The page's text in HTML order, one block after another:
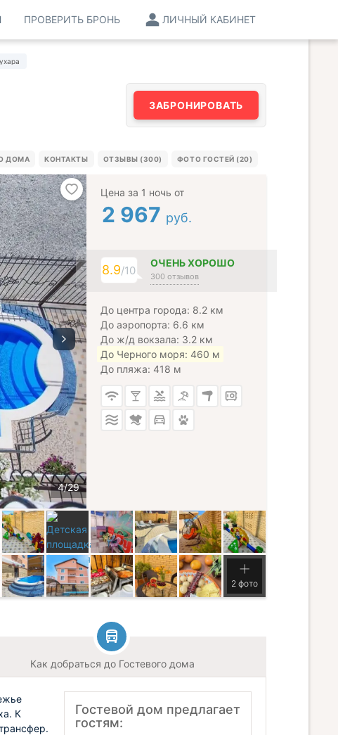
ЛИЧНЫЙ КАБИНЕТ
ПРОВЕРИТЬ БРОНЬ
ЗАБРОНИРОВАТЬ
ДОМА КОНТАКТЫ ОТЗЫВЫ (300) ФОТО ГОСТЕЙ (20)
Цена за 1 ночь от
2 967 руб.
8.9/10
ОЧЕНЬ ХОРОШО
300 отзывов
До центра города: 8.2 км
До аэропорта: 6.6 км
До ж/д вокзала: 3.2 км
До Черного моря: 460 м
До пляжа: 418 м
2 фото
Как добраться до Гостевого дома
Гостевой дом предлагает
гостям:
К